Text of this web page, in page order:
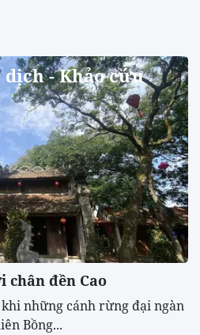
- Khảo cứu
đền Cao
những cánh rừng đại ngàn
Bồng...